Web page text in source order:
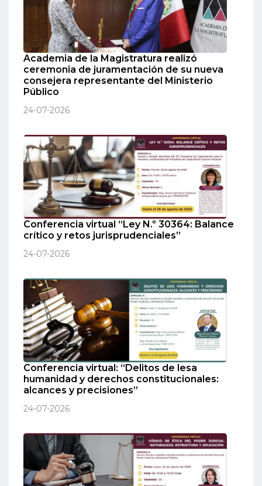
Academia de la Magistratura realizó
ceremonia de juramentación de su nueva
consejera representante del Ministerio
Público
24-07-2026
Conferencia virtual “Ley N.º 30364: Balance
crítico y retos jurisprudenciales”
24-07-2026
Conferencia virtual: “Delitos de lesa
humanidad y derechos constitucionales:
alcances y precisiones”
24-07-2026